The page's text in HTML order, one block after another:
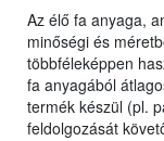
Az élő fa anyaga,
minőségi és
többféleképpen
fa anyagából
termék készül (pl.
feldolgozását